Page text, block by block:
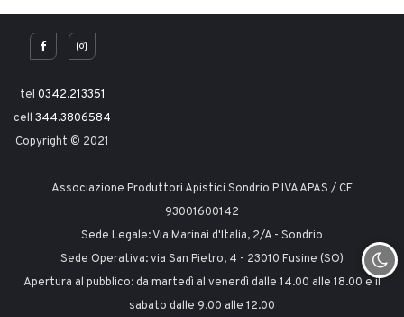
tel 0342.213351
cell 344.3806584
Copyright © 2021
Associazione Produttori Apistici Sondrio P IVA APAS / CF
93001600142
Sede Legale: Via Marinai d'Italia, 2/A - Sondrio
Sede Operativa: via San Pietro, 4 - 23010 Fusine (SO)
Apertura al pubblico: da martedì al venerdì dalle 14.00 alle 18.00 e il
sabato dalle 9.00 alle 12.00